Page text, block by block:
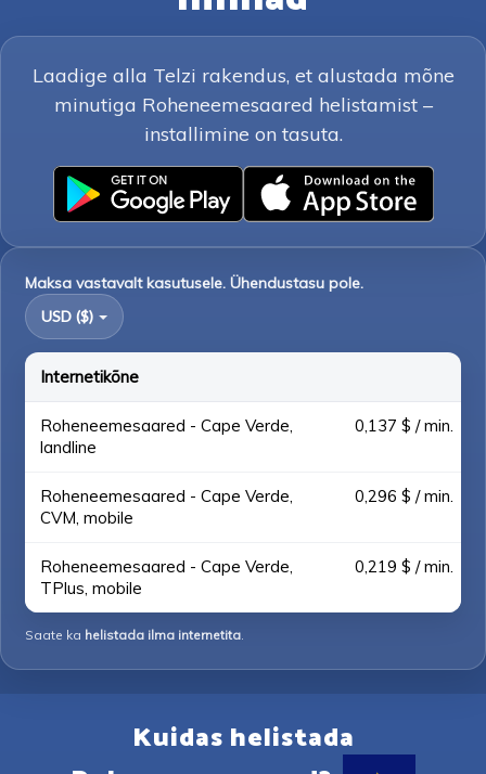
Laadige alla Telzi rakendus, et alustada mõne
minutiga Roheneemesaared helistamist –
installimine on tasuta.
Maksa vastavalt kasutusele. Ühendustasu pole.
USD ($)
Internetikõne
Roheneemesaared - Cape Verde,
landline
0,137 $ / min.
Roheneemesaared - Cape Verde,
CVM, mobile
0,296 $ / min.
Roheneemesaared - Cape Verde,
TPlus, mobile
0,219 $ / min.
Saate ka helistada ilma internetita.
Kuidas helistada